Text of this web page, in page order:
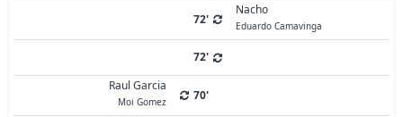
72'
Nacho
Eduardo Camavinga
72'
Raul Garcia
Moi Gomez
70'